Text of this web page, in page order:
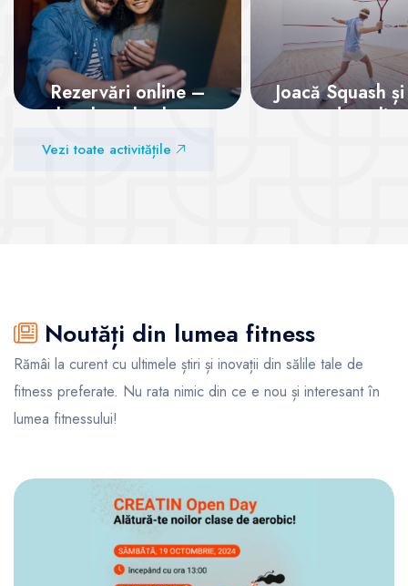
Rezervări online –
locul tău la clase,
garantat!
Joacă Squash
adrenalina
Vezi toate activitățile
Noutăți din lumea fitness
Rămâi la curent cu ultimele știri și inovații din sălile tale de
fitness preferate. Nu rata nimic din ce e nou și interesant în
lumea fitnessului!